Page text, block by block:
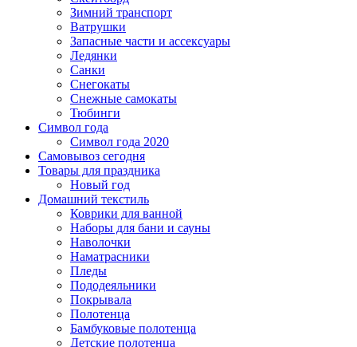
Зимний транспорт
Ватрушки
Запасные части и ассексуары
Ледянки
Санки
Снегокаты
Снежные самокаты
Тюбинги
Символ года
Символ года 2020
Самовывоз сегодня
Товары для праздника
Новый год
Домашний текстиль
Коврики для ванной
Наборы для бани и сауны
Наволочки
Наматрасники
Пледы
Пододеяльники
Покрывала
Полотенца
Бамбуковые полотенца
Детские полотенца